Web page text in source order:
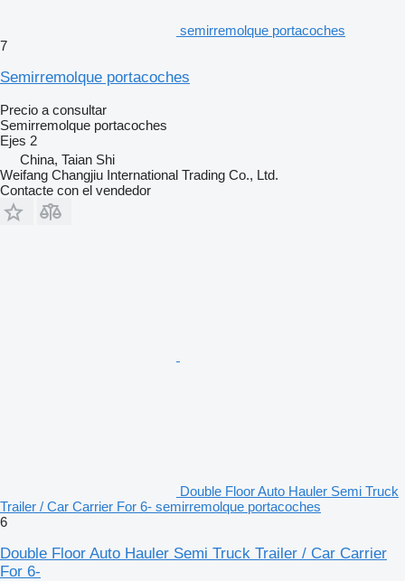
semirremolque portacoches
7
Semirremolque portacoches
Precio a consultar
Semirremolque portacoches
Ejes 2
China, Taian Shi
Weifang Changjiu International Trading Co., Ltd.
Contacte con el vendedor
Double Floor Auto Hauler Semi Truck
Trailer / Car Carrier For 6- semirremolque portacoches
6
Double Floor Auto Hauler Semi Truck Trailer / Car Carrier
For 6-